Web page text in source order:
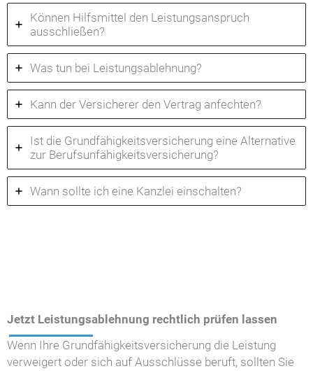
Können Hilfsmittel den Leistungsanspruch
ausschließen?
Was tun bei Leistungsablehnung?
Kann der Versicherer den Vertrag anfechten?
Ist die Grundfähigkeitsversicherung eine Alternative
zur Berufsunfähigkeitsversicherung?
Wann sollte ich eine Kanzlei einschalten?
Jetzt Leistungsablehnung rechtlich prüfen lassen
Wenn Ihre Grundfähigkeitsversicherung die Leistung
verweigert oder sich auf Ausschlüsse beruft, sollten Sie